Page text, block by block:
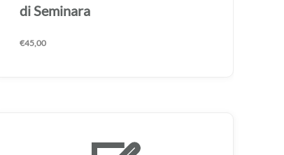
di Seminara
€45,00